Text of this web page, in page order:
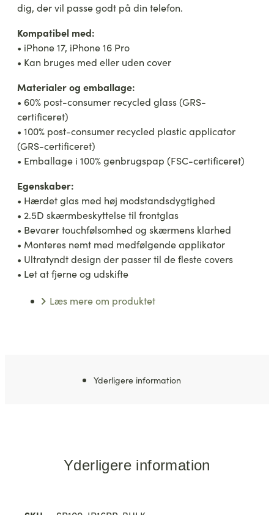
dig, der vil passe godt på din telefon.
Kompatibel med:
• iPhone 17, iPhone 16 Pro
• Kan bruges med eller uden cover
Materialer og emballage:
• 60% post-consumer recycled glass (GRS-
certificeret)
• 100% post-consumer recycled plastic applicator
(GRS-certificeret)
• Emballage i 100% genbrugspap (FSC-certificeret)
Egenskaber:
• Hærdet glas med høj modstandsdygtighed
• 2.5D skærmbeskyttelse til frontglas
• Bevarer touchfølsomhed og skærmens klarhed
• Monteres nemt med medfølgende applikator
• Ultratyndt design der passer til de fleste covers
• Let at fjerne og udskifte
Læs mere om produktet
Yderligere information
Yderligere information